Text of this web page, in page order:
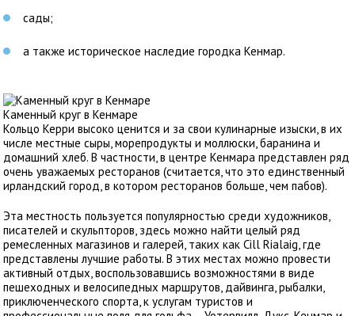
сады;
а также историческое наследие городка Кенмар.
Каменный круг в Кенмаре
Кольцо Керри высоко ценится и за свои кулинарные изыски, в их
числе местные сыры, морепродукты и моллюски, баранина и
домашний хлеб. В частности, в центре Кенмара представлен ряд
очень уважаемых ресторанов (считается, что это единственный
ирландский город, в котором ресторанов больше, чем пабов).
Эта местность пользуется популярностью среди художников,
писателей и скульпторов, здесь можно найти целый ряд
ремесленных магазинов и галерей, таких как Cill Rialaig, где
представлены лучшие работы. В этих местах можно провести
активный отдых, воспользовавшись возможностями в виде
пешеходных и велосипедных маршрутов, дайвинга, рыбалки,
приключенческого спорта, к услугам туристов и